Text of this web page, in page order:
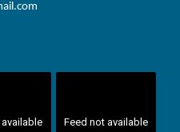
Feed not available